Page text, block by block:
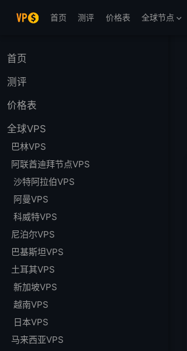
首页
测评 价格表 全球节点
首页
测评
价格表
全球VPS
巴林VPS
阿联酋迪拜节点VPS
沙特阿拉伯VPS
阿曼VPS
科威特VPS
尼泊尔VPS
巴基斯坦VPS
土耳其VPS
新加坡VPS
越南VPS
日本VPS
马来西亚VPS